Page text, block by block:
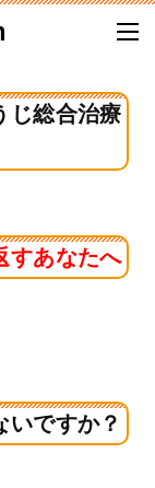
じ総合治療
すあなたへ
いですか？